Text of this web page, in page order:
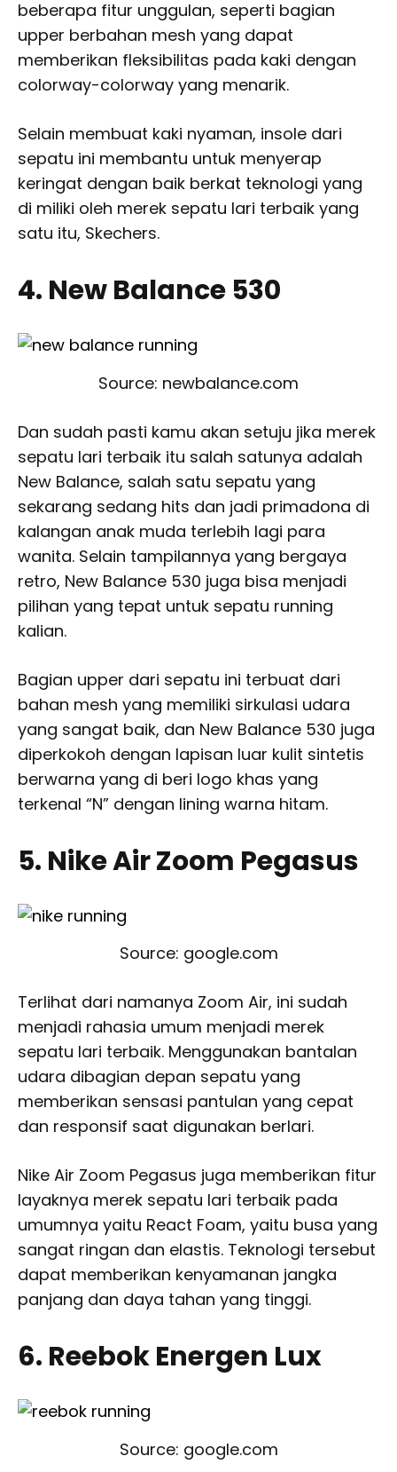
beberapa fitur unggulan, seperti bagian
upper berbahan mesh yang dapat
memberikan fleksibilitas pada kaki dengan
colorway-colorway yang menarik.
Selain membuat kaki nyaman, insole dari
sepatu ini membantu untuk menyerap
keringat dengan baik berkat teknologi yang
di miliki oleh merek sepatu lari terbaik yang
satu itu, Skechers.
4. New Balance 530
Source: newbalance.com
Dan sudah pasti kamu akan setuju jika merek
sepatu lari terbaik itu salah satunya adalah
New Balance, salah satu sepatu yang
sekarang sedang hits dan jadi primadona di
kalangan anak muda terlebih lagi para
wanita. Selain tampilannya yang bergaya
retro, New Balance 530 juga bisa menjadi
pilihan yang tepat untuk sepatu running
kalian.
Bagian upper dari sepatu ini terbuat dari
bahan mesh yang memiliki sirkulasi udara
yang sangat baik, dan New Balance 530 juga
diperkokoh dengan lapisan luar kulit sintetis
berwarna yang di beri logo khas yang
terkenal “N” dengan lining warna hitam.
5. Nike Air Zoom Pegasus
Source: google.com
Terlihat dari namanya Zoom Air, ini sudah
menjadi rahasia umum menjadi merek
sepatu lari terbaik. Menggunakan bantalan
udara dibagian depan sepatu yang
memberikan sensasi pantulan yang cepat
dan responsif saat digunakan berlari.
Nike Air Zoom Pegasus juga memberikan fitur
layaknya merek sepatu lari terbaik pada
umumnya yaitu React Foam, yaitu busa yang
sangat ringan dan elastis. Teknologi tersebut
dapat memberikan kenyamanan jangka
panjang dan daya tahan yang tinggi.
6. Reebok Energen Lux
Source: google.com